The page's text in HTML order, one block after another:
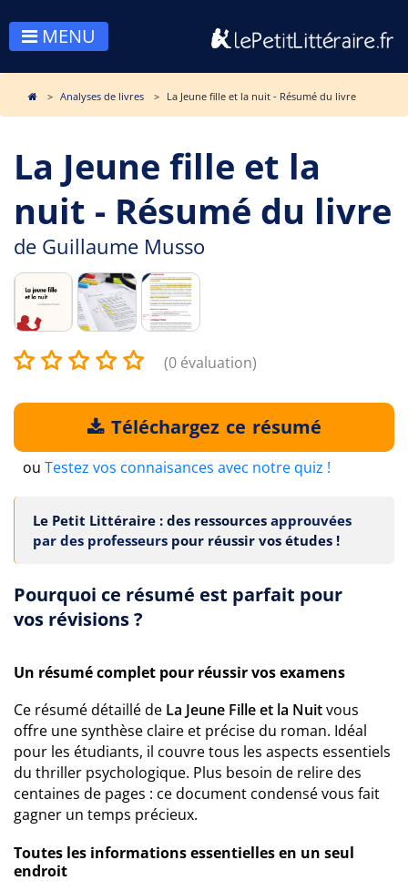
MENU
Analyses de livres La Jeune fille et la nuit - Résumé du livre
La Jeune fille et la
nuit - Résumé du livre
de Guillaume Musso
(0 évaluation)
Téléchargez ce résumé
ou Testez vos connaisances avec notre quiz !
Le Petit Littéraire : des ressources approuvées
par des professeurs pour réussir vos études !
Pourquoi ce résumé est parfait pour
vos révisions ?
Un résumé complet pour réussir vos examens
Ce résumé détaillé de La Jeune Fille et la Nuitvous
offre une synthèse claire et précise du roman. Idéal
pour les étudiants, il couvre tous les aspects essentiels
du thriller psychologique. Plus besoin de relire des
centaines de pages : ce document condensé vous fait
gagner un temps précieux.
Toutes les informations essentielles en un seul
endroit